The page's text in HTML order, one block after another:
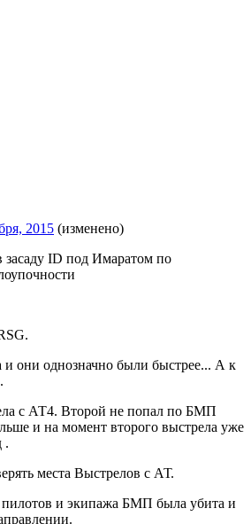
2015 (изменено)
засаду ID под Имаратом по
они однозначно были быстрее... А к
с АТ4. Второй не попал по БМП
и на момент второго выстрела уже
.
места Выстрелов с АТ.
пилотов и экипажа БМП была убита и